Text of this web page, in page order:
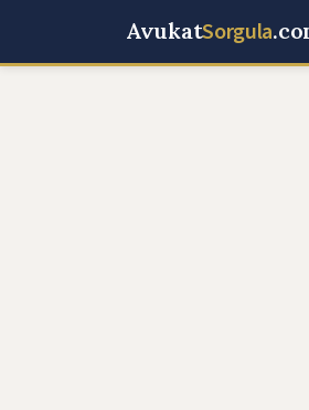
AvukatSorgula